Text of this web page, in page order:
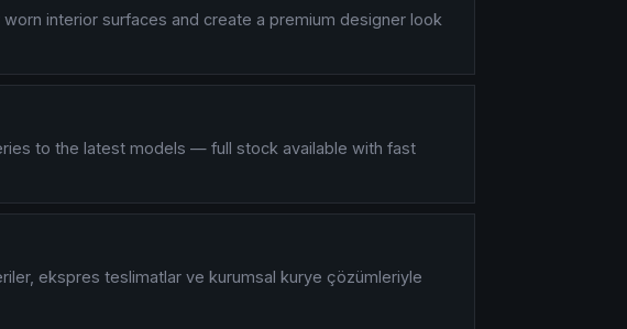
interior surfaces and create a premium designer look
to the latest models — full stock available with fast
ekspres teslimatlar ve kurumsal kurye çözümleriyle